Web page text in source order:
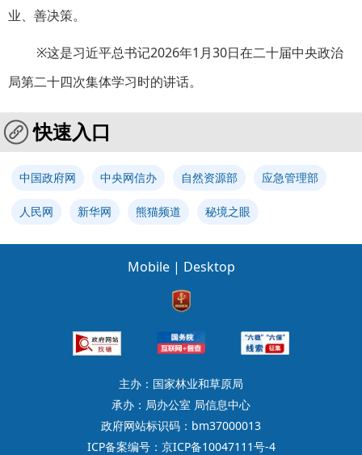
业、善决策。
※这是习近平总书记2026年1月30日在二十届中央政治
局第二十四次集体学习时的讲话。
快速入口
中国政府网 中央网信办 自然资源部 应急管理部
人民网 新华网 熊猫频道 秘境之眼
Mobile | Desktop
主办：国家林业和草原局
承办：局办公室 局信息中心
政府网站标识码：bm37000013
ICP备案编号：京ICP备10047111号-4